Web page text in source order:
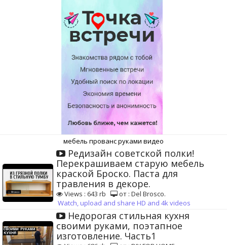
мебель прованс руками видео
Редизайн советской полки!
Перекрашиваем старую мебель
краской Броско. Паста для
травления в декоре.
Views : 643 rb
от : Del Brosco.
Watch, upload and share HD and 4k videos
Недорогая стильная кухня
своими руками, поэтапное
изготовление. Часть1